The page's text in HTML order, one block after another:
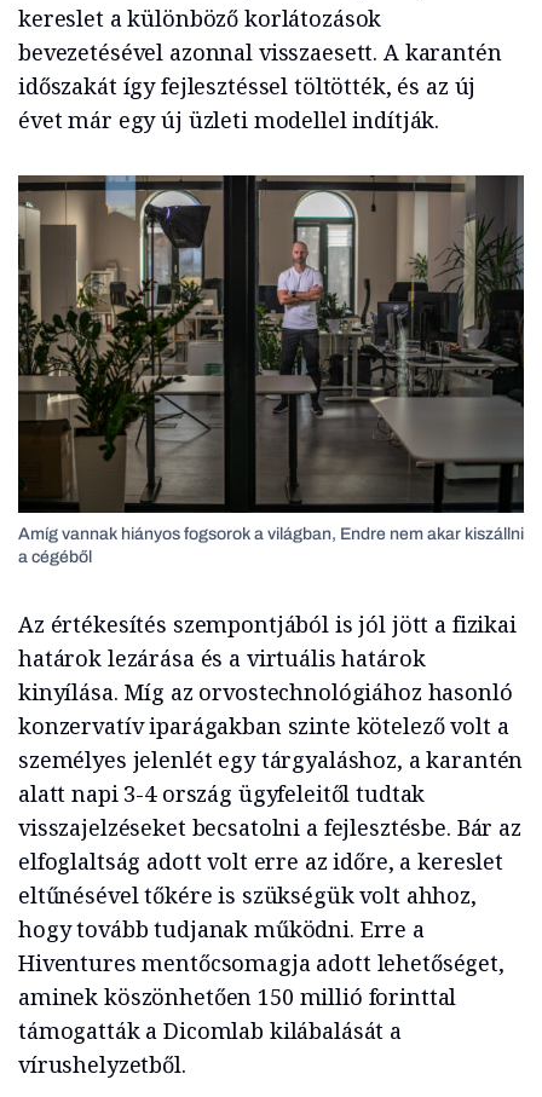
kereslet a különböző korlátozások
bevezetésével azonnal visszaesett. A karantén
időszakát így fejlesztéssel töltötték, és az új
évet már egy új üzleti modellel indítják.
Amíg vannak hiányos fogsorok a világban, Endre nem akar kiszállni
a cégéből
Az értékesítés szempontjából is jól jött a fizikai
határok lezárása és a virtuális határok
kinyílása. Míg az orvostechnológiához hasonló
konzervatív iparágakban szinte kötelező volt a
személyes jelenlét egy tárgyaláshoz, a karantén
alatt napi 3-4 ország ügyfeleitől tudtak
visszajelzéseket becsatolni a fejlesztésbe. Bár az
elfoglaltság adott volt erre az időre, a kereslet
eltűnésével tőkére is szükségük volt ahhoz,
hogy tovább tudjanak működni. Erre a
Hiventures mentőcsomagja adott lehetőséget,
aminek köszönhetően 150 millió forinttal
támogatták a Dicomlab kilábalását a
vírushelyzetből.